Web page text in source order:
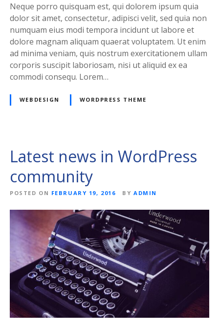
Neque porro quisquam est, qui dolorem ipsum quia
dolor sit amet, consectetur, adipisci velit, sed quia non
numquam eius modi tempora incidunt ut labore et
dolore magnam aliquam quaerat voluptatem. Ut enim
ad minima veniam, quis nostrum exercitationem ullam
corporis suscipit laboriosam, nisi ut aliquid ex ea
commodi consequ. Lorem…
WEBDESIGN WORDPRESS THEME
Latest news in WordPress
community
POSTED ON FEBRUARY 19, 2016 BY ADMIN